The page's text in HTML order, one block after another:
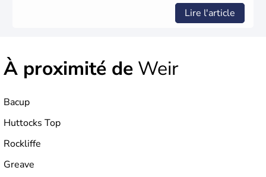
Lire l'article
À proximité de Weir
Bacup
Huttocks Top
Rockliffe
Greave